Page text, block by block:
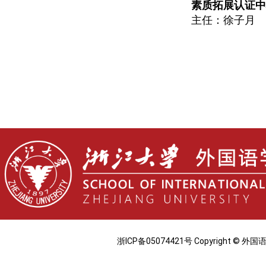
素质拓展认证
主任：徐子月
浙ICP备05074421号 Copyright © 外国